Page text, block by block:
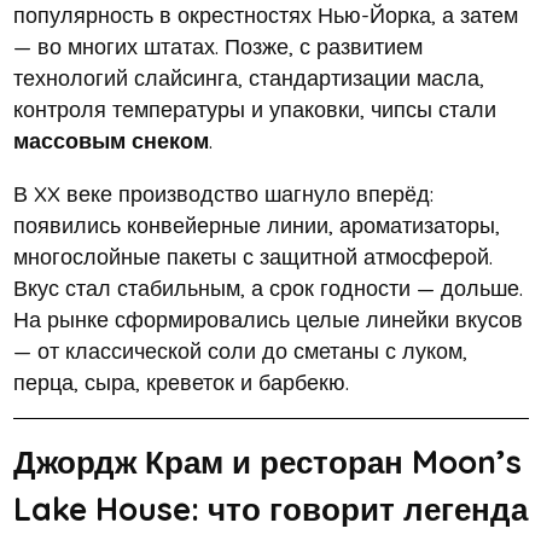
популярность в окрестностях Нью-Йорка, а затем
— во многих штатах. Позже, с развитием
технологий слайсинга, стандартизации масла,
контроля температуры и упаковки, чипсы стали
массовым снеком.
В XX веке производство шагнуло вперёд:
появились конвейерные линии, ароматизаторы,
многослойные пакеты с защитной атмосферой.
Вкус стал стабильным, а срок годности — дольше.
На рынке сформировались целые линейки вкусов
— от классической соли до сметаны с луком,
перца, сыра, креветок и барбекю.
Джордж Крам и ресторан Moon’s
Lake House: что говорит легенда